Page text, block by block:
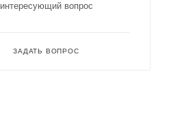
интересующий вопрос
ЗАДАТЬ ВОПРОС